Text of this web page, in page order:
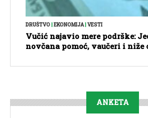
DRUŠTVO|EKONOMIJA|VESTI
Vučić najavio mere podrške:
novčana pomoć, vaučeri i niže
ANKETA